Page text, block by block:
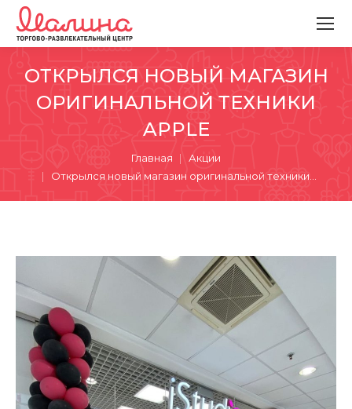
ОТКРЫЛСЯ НОВЫЙ МАГАЗИН
ОРИГИНАЛЬНОЙ ТЕХНИКИ
APPLE
Главная
Акции
Открылся новый магазин оригинальной техники…